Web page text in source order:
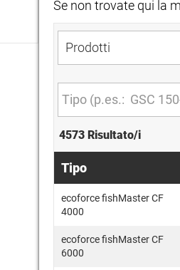
Se non trovate qui la
4573 Risultato/i
Tipo
ecoforce fishMaster CF
4000
ecoforce fishMaster CF
6000